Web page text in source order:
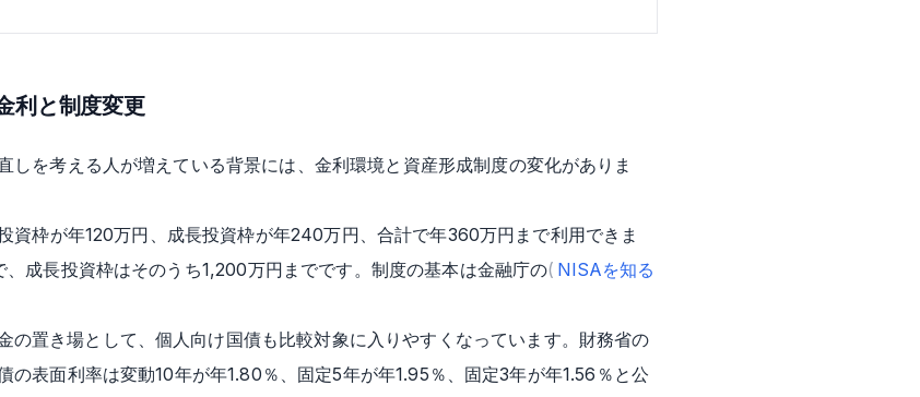
利と制度変更
を考える人が増えている背景には、金利環境と資産形成制度の変化がありま
枠が年120万円、成長投資枠が年240万円、合計で年360万円まで利用できま
成長投資枠はそのうち1,200万円までです。制度の基本は金融庁の( NISAを知る
の置き場として、個人向け国債も比較対象に入りやすくなっています。財務省の
表面利率は変動10年が年1.80％、固定5年が年1.95％、固定3年が年1.56％と公